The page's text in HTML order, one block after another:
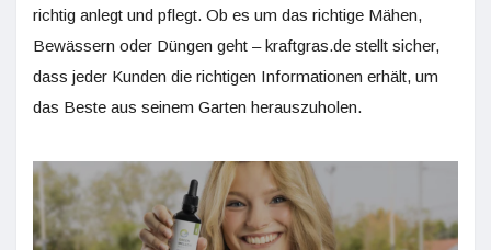
richtig anlegt und pflegt. Ob es um das richtige Mähen,
Bewässern oder Düngen geht – kraftgras.de stellt sicher,
dass jeder Kunden die richtigen Informationen erhält, um
das Beste aus seinem Garten herauszuholen.